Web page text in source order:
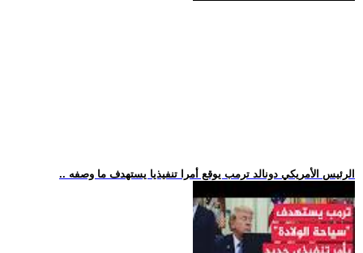
.. الرئيس الأمريكي دونالد ترمب يوقع أمرا تنفيذيا يستهدف ما وصفه